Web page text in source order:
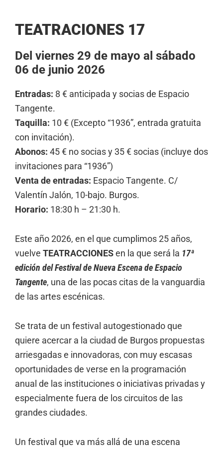
TEATRACIONES 17
Del viernes 29 de mayo al sábado
06 de junio 2026
Entradas: 8 € anticipada y socias de Espacio
Tangente.
Taquilla: 10 € (Excepto “1936”, entrada gratuita
con invitación).
Abonos: 45 € no socias y 35 € socias (incluye dos
invitaciones para “1936”)
Venta de entradas: Espacio Tangente. C/
Valentín Jalón, 10-bajo. Burgos.
Horario: 18:30 h – 21:30 h.
Este año 2026, en el que cumplimos 25 años,
vuelve TEATRACCIONESen la que será la 17ª
edición del Festival de Nueva Escena de Espacio
Tangente, una de las pocas citas de la vanguardia
de las artes escénicas.
Se trata de un festival autogestionado que
quiere acercar a la ciudad de Burgos propuestas
arriesgadas e innovadoras, con muy escasas
oportunidades de verse en la programación
anual de las instituciones o iniciativas privadas y
especialmente fuera de los circuitos de las
grandes ciudades.
Un festival que va más allá de una escena